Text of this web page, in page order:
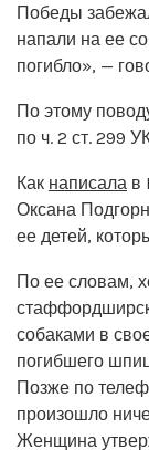
Победы
напали на ее
погибло», —
По этому
по ч. 2 ст. 299
Как написала в
Оксана
ее детей,
По ее словам,
собаками в
погибшего
Позже по
произошло
Женщина